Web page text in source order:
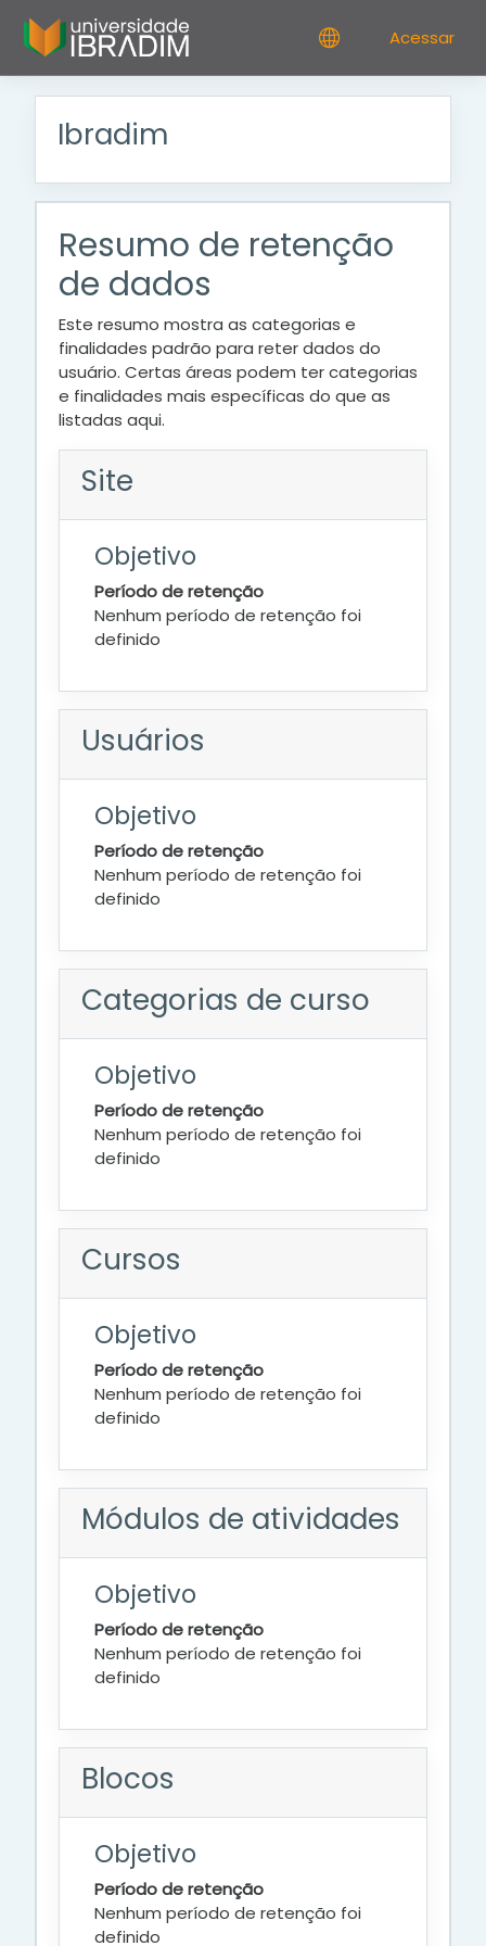
Acessar
Ibradim
Resumo de retenção
de dados
Este resumo mostra as categorias e
finalidades padrão para reter dados do
usuário. Certas áreas podem ter categorias
e finalidades mais específicas do que as
listadas aqui.
Site
Objetivo
Período de retenção
Nenhum período de retenção foi
definido
Usuários
Objetivo
Período de retenção
Nenhum período de retenção foi
definido
Categorias de curso
Objetivo
Período de retenção
Nenhum período de retenção foi
definido
Cursos
Objetivo
Período de retenção
Nenhum período de retenção foi
definido
Módulos de atividades
Objetivo
Período de retenção
Nenhum período de retenção foi
definido
Blocos
Objetivo
Período de retenção
Nenhum período de retenção foi
definido